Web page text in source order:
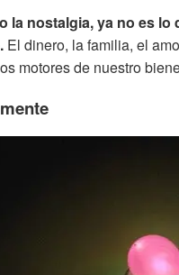
la nostalgia, ya no es
El dinero, la familia, el
motores de nuestro